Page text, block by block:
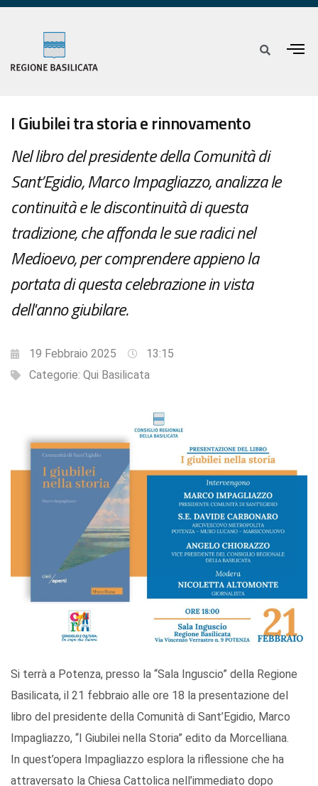
I Giubilei tra storia e rinnovamento
Nel libro del presidente della Comunità di
Sant’Egidio, Marco Impagliazzo, analizza le
continuità e le discontinuità di questa
tradizione, che affonda le sue radici nel
Medioevo, per comprendere appieno la
portata di questa celebrazione in vista
dell'anno giubilare.
19 Febbraio 2025
13:15
Categorie: Qui Basilicata
Si terrà a Potenza, presso la “Sala Inguscio” della Regione
Basilicata, il 21 febbraio alle ore 18 la presentazione del
libro del presidente della Comunità di Sant’Egidio, Marco
Impagliazzo, “I Giubilei nella Storia” edito da Morcelliana.
In quest’opera Impagliazzo esplora la riflessione che ha
attraversato la Chiesa Cattolica nell’immediato dopo